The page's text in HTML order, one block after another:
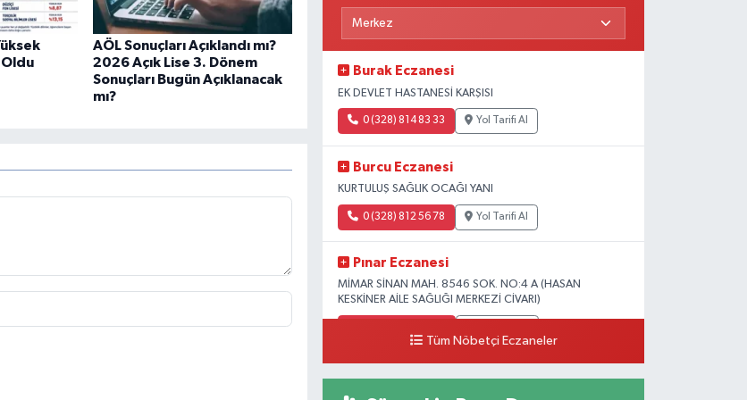
Oldu
AÖL Sonuçları Açıklandı mı?
2026 Açık Lise 3. Dönem
Sonuçları Bugün Açıklanacak
mı?
Burak Eczanesi
EK DEVLET HASTANESİ KARŞISI
0 (328) 814 83 33 Yol Tarifi Al
Burcu Eczanesi
KURTULUŞ SAĞLIK OCAĞI YANI
0 (328) 812 56 78 Yol Tarifi Al
Pınar Eczanesi
MİMAR SİNAN MAH. 8546 SOK. NO:4 A (HASAN
KESKİNER AİLE SAĞLIĞI MERKEZİ CİVARI)
Tüm Nöbetçi Eczaneler